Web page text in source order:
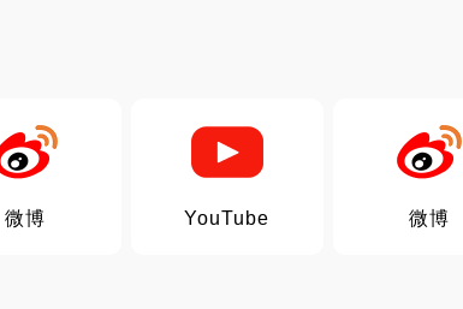
微博 YouTube 微博